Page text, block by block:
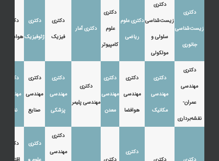
دکتری
زیست‌شناسی
جانوری
دکتری
زیست‌شناسی
سلولی و
مولکولی
دکتری علوم
ریاضی
دکتری
علوم
کامپیوتر
دکتری آمار
دکتری
فیزیک
دکتری
ژئوفیزیک
دکتری
هواشناسی
دکتری
مهندسی
عمران-
نقشه‌برداری
دکتری
مهندسی
مکانیک
دکتری
مهندسی
هوافضا
دکتری
مهندسی
معدن
دکتری
مهندسی پلیمر
دکتری
مهندسی
پزشکی
دکتری
مهندسی
صنایع
دکتری
مهندسی
نفت
دکتری
دکتری
مهندسی
دکتری
دکتری